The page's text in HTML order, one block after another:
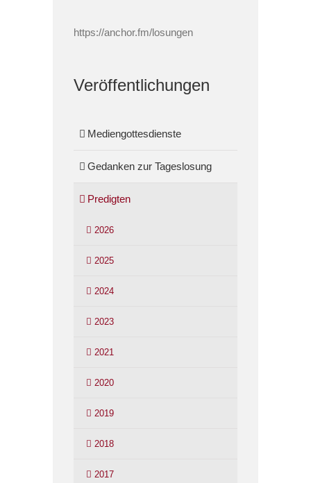
https://anchor.fm/losungen
Veröffentlichungen
Mediengottesdienste
Gedanken zur Tageslosung
Predigten
2026
2025
2024
2023
2021
2020
2019
2018
2017